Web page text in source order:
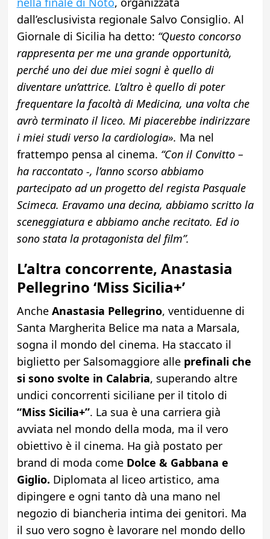
dall’esclusivista regionale Salvo Consiglio. Al
Giornale di Sicilia ha detto: “Questo concorso
rappresenta per me una grande opportunità,
perché uno dei due miei sogni è quello di
diventare un’attrice. L’altro è quello di poter
frequentare la facoltà di Medicina, una volta che
avrò terminato il liceo. Mi piacerebbe indirizzare
i miei studi verso la cardiologia». Ma nel
frattempo pensa al cinema. “Con il Convitto –
ha raccontato -, l’anno scorso abbiamo
partecipato ad un progetto del regista Pasquale
Scimeca. Eravamo una decina, abbiamo scritto la
sceneggiatura e abbiamo anche recitato. Ed io
sono stata la protagonista del film”.
L’altra concorrente, Anastasia
Pellegrino ‘Miss Sicilia+’
Anche Anastasia Pellegrino, ventiduenne di
Santa Margherita Belice ma nata a Marsala,
sogna il mondo del cinema. Ha staccato il
biglietto per Salsomaggiore alle prefinali che
si sono svolte in Calabria, superando altre
undici concorrenti siciliane per il titolo di
“Miss Sicilia+”. La sua è una carriera già
avviata nel mondo della moda, ma il vero
obiettivo è il cinema. Ha già postato per
brand di moda comeDolce & Gabbana e
Giglio. Diplomata al liceo artistico, ama
dipingere e ogni tanto dà una mano nel
negozio di biancheria intima dei genitori. Ma
il suo vero sogno è lavorare nel mondo dello